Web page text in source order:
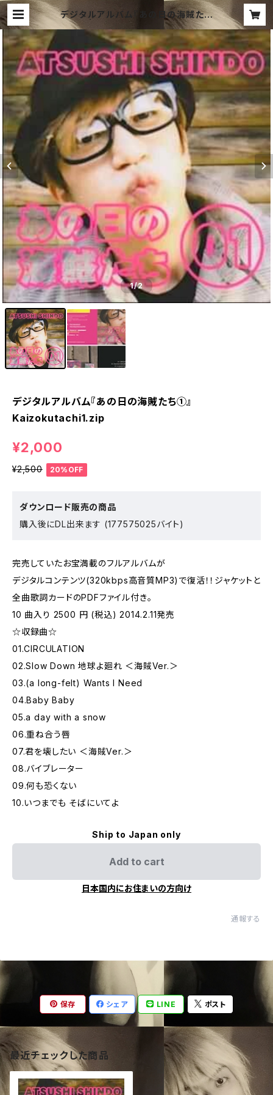
デジタルアルバム『あの日の海賊たち
①』 | ShindoAtsushi Shop
1/2
デジタルアルバム『あの日の海賊たち①』
Kaizokutachi1.zip
¥2,000
¥2,500 20%OFF
ダウンロード販売の商品
購入後にDL出来ます (177575025バイト)
完売していたお宝満載のフルアルバムが
デジタルコンテンツ(320kbps高音質MP3)で復活！！ジャケットと
全曲歌詞カードのPDFファイル付き。
10 曲入り 2500 円 (税込) 2014.2.11発売
☆収録曲☆
01.CIRCULATION
02.Slow Down 地球よ廻れ ＜海賊Ver.＞
03.(a long-felt) Wants I Need
04.Baby Baby
05.a day with a snow
06.重ね合う唇
07.君を壊したい ＜海賊Ver.＞
08.バイブレーター
09.何も恐くない
10.いつまでも そばにいてよ
Ship to Japan only
Add to cart
日本国内にお住まいの方向け
通報する
保存 シェア LINE ポスト
最近チェックした商品